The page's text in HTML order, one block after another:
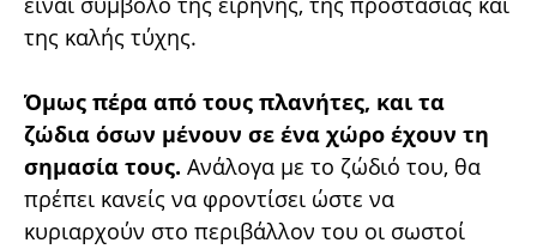
της καλής τύχης.
Όμως πέρα από τους πλανήτες, και τα
ζώδια όσων μένουν σε ένα χώρο έχουν τη
σημασία τους. Ανάλογα με το ζώδιό του, θα
πρέπει κανείς να φροντίσει ώστε να
κυριαρχούν στο περιβάλλον του οι σωστοί